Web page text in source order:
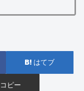
はてブ
コピー